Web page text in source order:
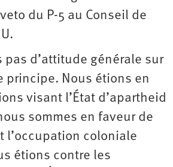
du P-5 au Conseil de
pas d’attitude générale sur
principe. Nous étions en
visant l’État d’apartheid
sommes en faveur de
l’occupation coloniale
étions contre les